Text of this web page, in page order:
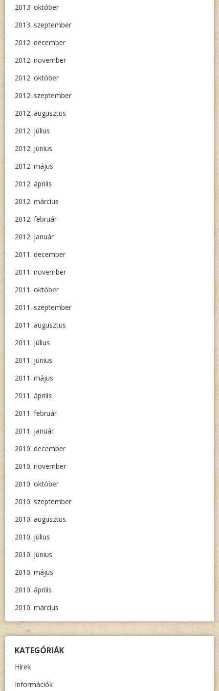
2013. október
2013. szeptember
2012. december
2012. november
2012. október
2012. szeptember
2012. augusztus
2012. július
2012. június
2012. május
2012. április
2012. március
2012. február
2012. január
2011. december
2011. november
2011. október
2011. szeptember
2011. augusztus
2011. július
2011. június
2011. május
2011. április
2011. február
2011. január
2010. december
2010. november
2010. október
2010. szeptember
2010. augusztus
2010. július
2010. június
2010. május
2010. április
2010. március
KATEGÓRIÁK
Hírek
Információk